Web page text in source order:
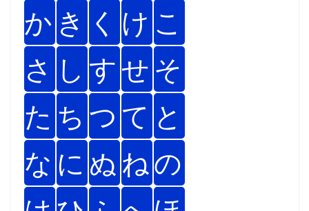
か き く け こ
さ し すせ そ
た ち つ て と
な に ぬ ねの